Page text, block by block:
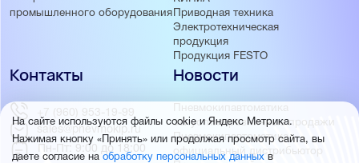
промышленного оборудования Приводная техника
Электротехническая
продукция
Продукция FESTO
Новости
Пневмокипавтоматика
запустила розничные продажи
Пневмокипавтоматика –
официальный дистрибьютор
Контакты
+7 (960) 953-19-99
sales@pnevmokip.ru
Пн-Пт: 9:00 до 18:00
На сайте используются файлы cookie и Яндекс Метрика.
Нажимая кнопку «Принять» или продолжая просмотр сайта, вы
даете согласие наобработку персональных данных в